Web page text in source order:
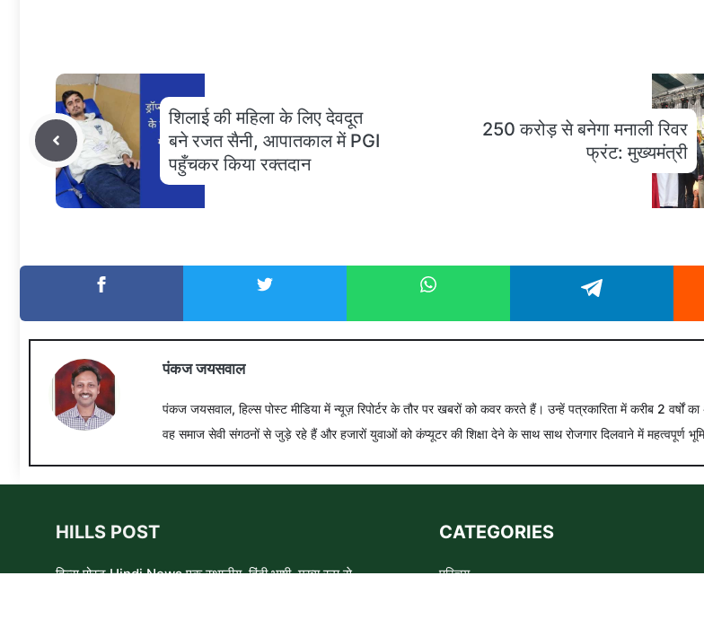
शिलाई की महिला के लिए देवदूत
बने रजत सैनी, आपातकाल में PGI
पहुँचकर किया रक्तदान
250 करोड़ से बनेगा मनाली रिवर
फ्रंट: मुख्यमंत्री
पंकज जयसवाल
पंकज जयसवाल, हिल्स पोस्ट मीडिया में न्यूज़ रिपोर्टर के तौर पर खबरों को कवर करते हैं। उन्हें पत्रकारिता में करीब 2 वर्षों
वह समाज सेवी संगठनों से जुड़े रहे हैं और हजारों युवाओं को कंप्यूटर की शिक्षा देने के साथ साथ रोजगार दिलवाने में महत्वपूर्ण
HILLS POST
हिल्स पोस्ट Hindi News एक स्थानीय, हिंदी भाषी, मुख्य रूप से
CATEGORIES
परिचय